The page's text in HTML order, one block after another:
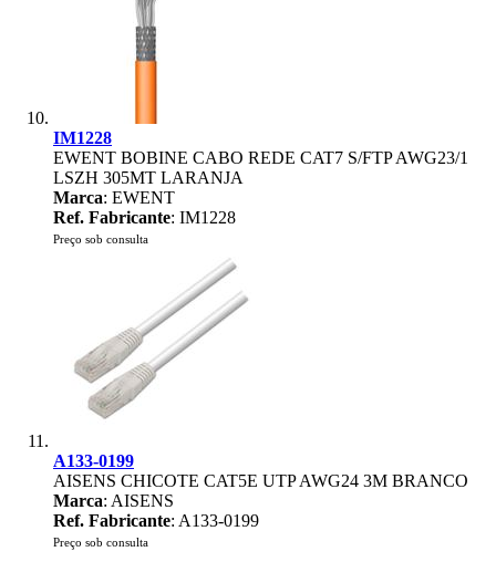
IM1228
EWENT BOBINE CABO REDE CAT7 S/FTP AWG23/1
LSZH 305MT LARANJA
Marca: EWENT
Ref. Fabricante: IM1228
Preço sob consulta
A133-0199
AISENS CHICOTE CAT5E UTP AWG24 3M BRANCO
Marca: AISENS
Ref. Fabricante: A133-0199
Preço sob consulta